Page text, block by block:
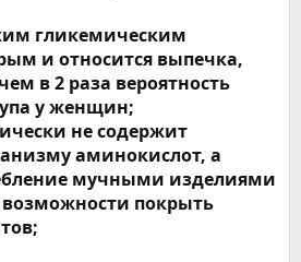
гликемическим
и относится выпечка,
в 2 раза вероятность
у женщин;
не содержит
аминокислот, а
мучными изделиями
покрыть